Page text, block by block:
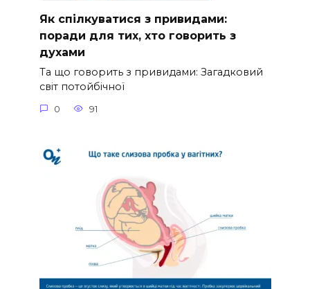
Як спілкуватися з привидами:
поради для тих, хто говорить з
духами
Та що говорить з привидами: Загадковий
світ потойбічної
0 91